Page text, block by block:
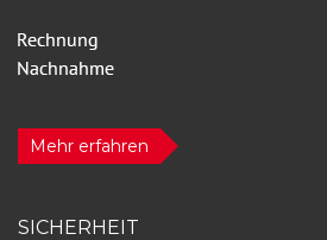
Mehr erfahren
SICHERHEIT